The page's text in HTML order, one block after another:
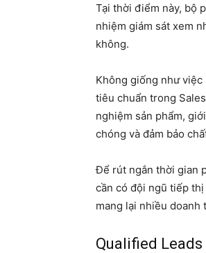
Tại thời điểm này, bộ
nhiệm giám sát xem
không.
Không giống như
tiêu chuẩn trong
nghiệm sản phẩm,
chóng và đảm bảo
Để rút ngắn thời gian
cần có đội ngũ tiếp
mang lại nhiều
Qualified